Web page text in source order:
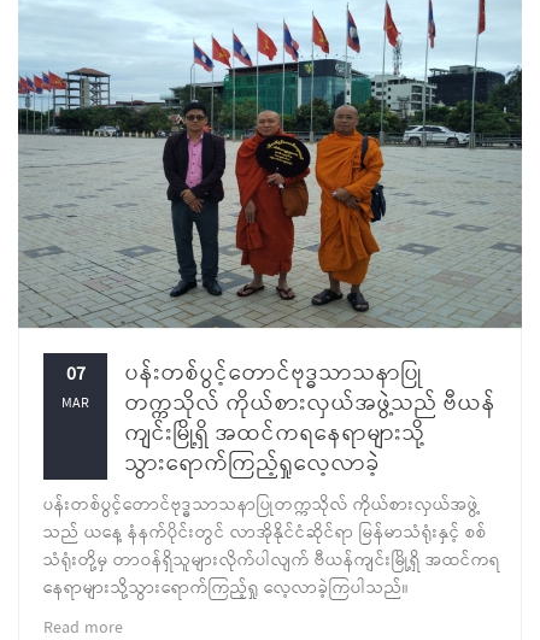
07
MAR
ပန်းတစ်ပွင့်တောင်ဗုဒ္ဓသာသနာပြု
တက္ကသိုလ် ကိုယ်စားလှယ်အဖွဲ့သည် ဗီယန်
ကျင်းမြို့ရှိ အထင်ကရနေရာများသို့
သွားရောက်ကြည့်ရှုလေ့လာခဲ့
ပန်းတစ်ပွင့်တောင်ဗုဒ္ဓသာသနာပြုတက္ကသိုလ် ကိုယ်စားလှယ်အဖွဲ့
သည် ယနေ့ နံနက်ပိုင်းတွင် လာအိုနိုင်ငံဆိုင်ရာ မြန်မာသံရုံးနှင့် စစ်
သံရုံးတို့မှ တာဝန်ရှိသူများလိုက်ပါလျက် ဗီယန်ကျင်းမြို့ရှိ အထင်ကရ
နေရာများသို့သွားရောက်ကြည့်ရှု လေ့လာခဲ့ကြပါသည်။
Read more